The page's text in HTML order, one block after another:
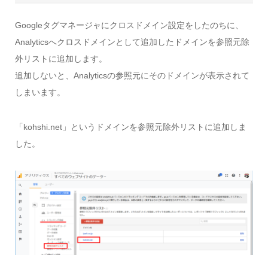
Googleタグマネージャにクロスドメイン設定をしたのちに、
Analyticsへクロスドメインとして追加したドメインを参照元除
外リストに追加します。
追加しないと、Analyticsの参照元にそのドメインが表示されて
しまいます。
「kohshi.net」というドメインを参照元除外リストに追加しま
した。